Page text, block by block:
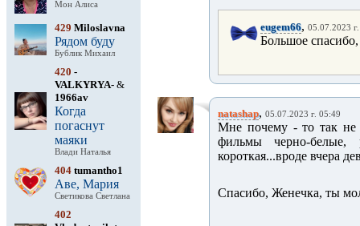
Мон Алиса
429 Miloslavna
Рядом буду
Бублик Михаил
420 -
VALKYRYA- &
1966av
Когда
погаснут
маяки
Влади Наталья
404 tumantho1
Аве, Мария
Светикова Светлана
402
eugem66, 05.07.2023
Большое
natashap, 05.07.2023 г. 05:49
Мне почему - то так не
фильмы черно-белые,
короткая...вроде вчера
Спасибо, Женечка, ты